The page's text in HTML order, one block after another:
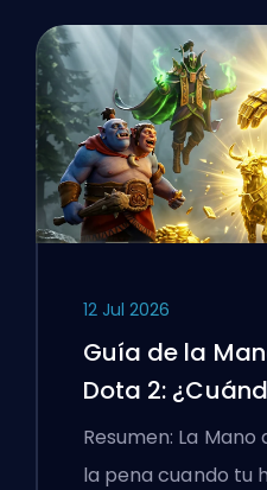
12 Jul 2026
Guía de la
Dota 2:
Resumen: La
la pena cuando tu